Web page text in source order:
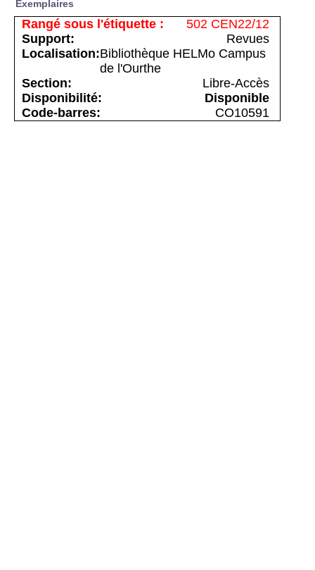
Exemplaires
502 CEN22/12
Revues
Bibliothèque HELMo Campus
de l'Ourthe
Libre-Accès
Disponible
CO10591